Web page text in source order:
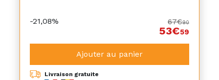
-21,08% 67€90
53€59
Ajouter au panier
Livraison gratuite